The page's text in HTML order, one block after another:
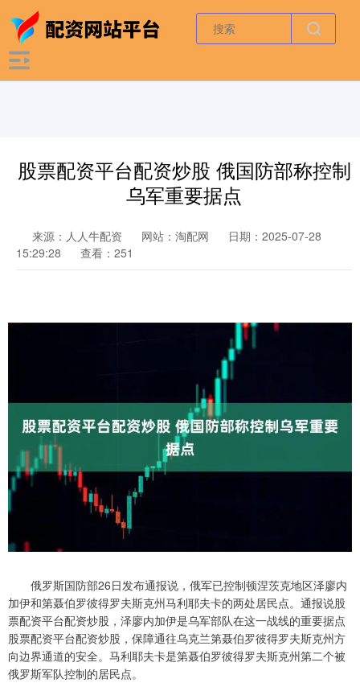
股票配资平台配资炒股 俄国防部称控制
乌军重要据点
来源：人人牛配资 网站：淘配网
日期：2025-07-28
15:29:28
查看：251
俄罗斯国防部26日发布通报说，俄军已控制顿涅茨克地区泽廖内
加伊和第聂伯罗彼得罗夫斯克州马利耶夫卡的两处居民点。通报说股
票配资平台配资炒股，泽廖内加伊是乌军部队在这一战线的重要据点
股票配资平台配资炒股，保障通往乌克兰第聂伯罗彼得罗夫斯克州方
向边界通道的安全。马利耶夫卡是第聂伯罗彼得罗夫斯克州第二个被
俄罗斯军队控制的居民点。